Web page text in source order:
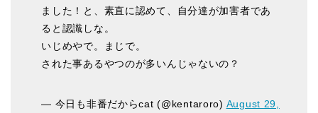
ました！と、素直に認めて、自分達が加害者であ
ると認識しな。
いじめやで。まじで。
された事あるやつのが多いんじゃないの？
— 今日も非番だからcat (@kentaroro) August 29,